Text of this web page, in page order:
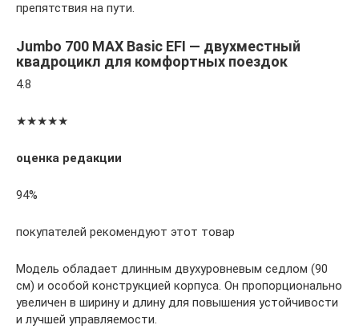
препятствия на пути.
Jumbo 700 MAX Basic EFI — двухместный
квадроцикл для комфортных поездок
4.8
★★★★★
оценка редакции
94%
покупателей рекомендуют этот товар
Модель обладает длинным двухуровневым седлом (90
см) и особой конструкцией корпуса. Он пропорционально
увеличен в ширину и длину для повышения устойчивости
и лучшей управляемости.